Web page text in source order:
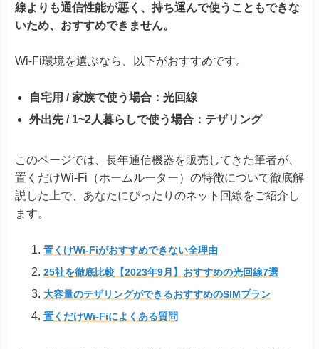
線よりも通信性能が悪く、持ち運んで使うこともできな
いため、おすすめできません。
Wi-Fi環境を選ぶなら、以下がおすすめです。
自宅用 / 家族で使う場合：光回線
外出先 / 1~2人暮らしで使う場合：テザリング
このページでは、長年通信機器を販売してきた筆者が、
置くだけWi-Fi（ホームルーター）の特徴について徹底解
説した上で、あなたにぴったりのネット回線をご紹介し
ます。
置くけWi-Fiがおすすめできない全理由
25社を徹底比較【2023年9月】おすすめの光回線7選
大容量のテザリングができるおすすめのSIMプラン
置くだけWi-Fiによくある質問